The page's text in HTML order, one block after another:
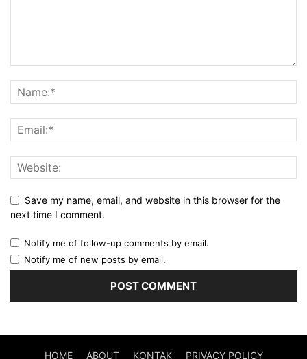
Save my name, email, and website in this browser for the
next time I comment.
Notify me of follow-up comments by email.
Notify me of new posts by email.
HOME ABOUT KONTAK PRIVACY POLICY